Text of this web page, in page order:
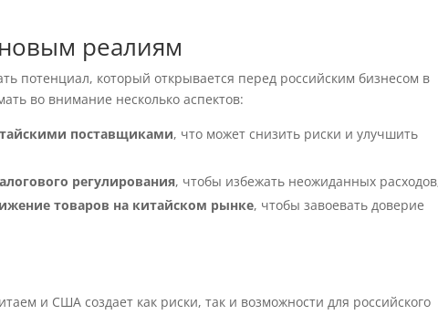
новым реалиям
потенциал, который открывается перед российским бизнесом в
во внимание несколько аспектов:
поставщиками, что может снизить риски и улучшить
регулирования, чтобы избежать неожиданных
товаров на китайском рынке, чтобы завоевать доверие
и США создает как риски, так и возможности для российского